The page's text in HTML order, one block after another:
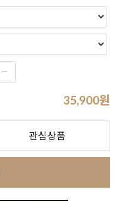
35,900원
관심상품